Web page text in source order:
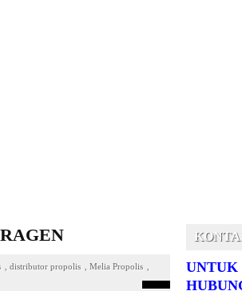
distributor propolis Melia Propolis
UNTUK